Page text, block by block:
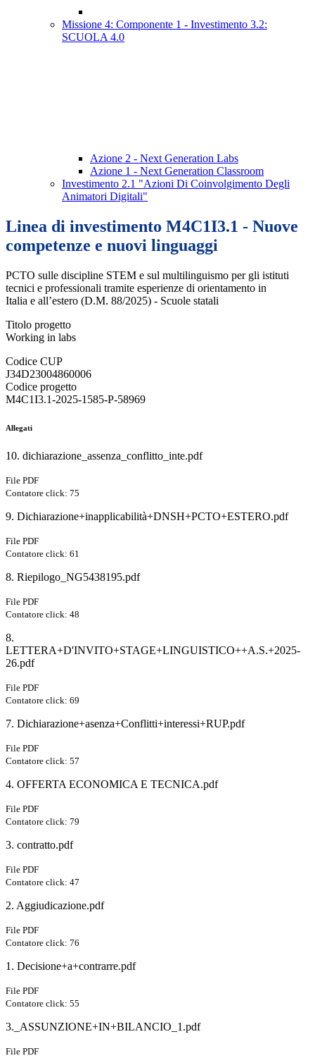
Missione 4: Componente 1 - Investimento 3.2:
SCUOLA 4.0
Azione 2 - Next Generation Labs
Azione 1 - Next Generation Classroom
Investimento 2.1 "Azioni Di Coinvolgimento Degli
Animatori Digitali"
Linea di investimento M4C1I3.1 - Nuove
competenze e nuovi linguaggi
PCTO sulle discipline STEM e sul multilinguismo per gli istituti
tecnici e professionali tramite esperienze di orientamento in
Italia e all’estero (D.M. 88/2025) - Scuole statali
Titolo progetto
Working in labs
Codice CUP
J34D23004860006
Codice progetto
M4C1I3.1-2025-1585-P-58969
Allegati
10. dichiarazione_assenza_conflitto_inte.pdf
File PDF
Contatore click: 75
9. Dichiarazione+inapplicabilità+DNSH+PCTO+ESTERO.pdf
File PDF
Contatore click: 61
8. Riepilogo_NG5438195.pdf
File PDF
Contatore click: 48
8.
LETTERA+D'INVITO+STAGE+LINGUISTICO++A.S.+2025-
26.pdf
File PDF
Contatore click: 69
7. Dichiarazione+asenza+Conflitti+interessi+RUP.pdf
File PDF
Contatore click: 57
4. OFFERTA ECONOMICA E TECNICA.pdf
File PDF
Contatore click: 79
3. contratto.pdf
File PDF
Contatore click: 47
2. Aggiudicazione.pdf
File PDF
Contatore click: 76
1. Decisione+a+contrarre.pdf
File PDF
Contatore click: 55
3._ASSUNZIONE+IN+BILANCIO_1.pdf
File PDF